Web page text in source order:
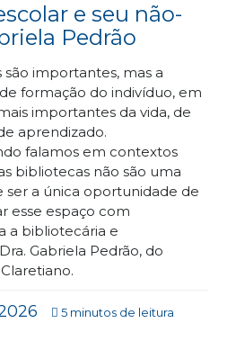
e seu não-
Pedrão
são importantes, mas a
formação do indivíduo, em
importantes da vida, de
aprendizado.
falamos em contextos
bibliotecas não são uma
ser a única oportunidade de
esse espaço com
a bibliotecária e
Gabriela Pedrão, do
5 minutos de leitura